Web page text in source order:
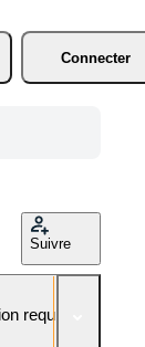
Connecter
Suivre
requise